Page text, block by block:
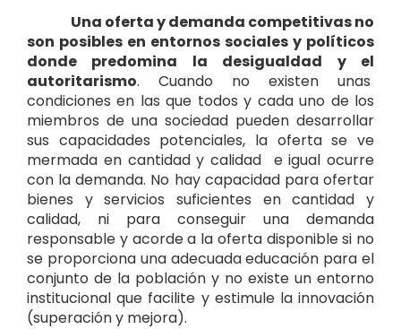
Una oferta y demanda competitivas no
son posibles en entornos sociales y políticos
donde predomina la desigualdad y el
autoritarismo. Cuando no existen unas
condiciones en las que todos y cada uno de los
miembros de una sociedad pueden desarrollar
sus capacidades potenciales, la oferta se ve
mermada en cantidad y calidad e igual ocurre
con la demanda. No hay capacidad para ofertar
bienes y servicios suficientes en cantidad y
calidad, ni para conseguir una demanda
responsable y acorde a la oferta disponible si no
se proporciona una adecuada educación para el
conjunto de la población y no existe un entorno
institucional que facilite y estimule la innovación
(superación y mejora).